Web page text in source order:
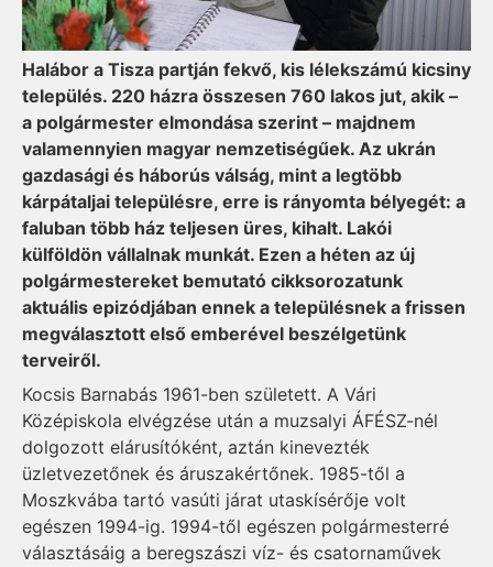
Halábor a Tisza partján fekvő, kis lélekszámú kicsiny
település. 220 házra összesen 760 lakos jut, akik –
a polgármester elmondása szerint – majdnem
valamennyien magyar nemzetiségűek. Az ukrán
gazdasági és háborús válság, mint a legtöbb
kárpátaljai településre, erre is rányomta bélyegét: a
faluban több ház teljesen üres, kihalt. Lakói
külföldön vállalnak munkát. Ezen a héten az új
polgármestereket bemutató cikksorozatunk
aktuális epizódjában ennek a településnek a frissen
megválasztott első emberével beszélgetünk
terveiről.
Kocsis Barnabás 1961-ben született. A Vári
Középiskola elvégzése után a muzsalyi ÁFÉSZ-nél
dolgozott elárusítóként, aztán kinevezték
üzletvezetőnek és áruszakértőnek. 1985-től a
Moszkvába tartó vasúti járat utaskísérője volt
egészen 1994-ig. 1994-től egészen polgármesterré
választásáig a beregszászi víz- és csatornaművek